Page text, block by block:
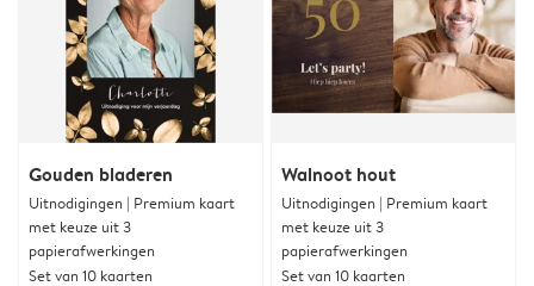
Gouden bladeren
Uitnodigingen | Premium kaart
met keuze uit 3
papierafwerkingen
Set van 10 kaarten
Walnoot hout
Uitnodigingen | Premium kaart
met keuze uit 3
papierafwerkingen
Set van 10 kaarten